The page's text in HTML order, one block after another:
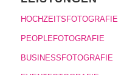
HOCHZEITSFOTOGRAFIE
PEOPLEFOTOGRAFIE
BUSINESSFOTOGRAFIE